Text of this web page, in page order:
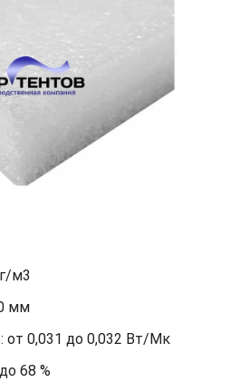
м3
мм
от 0,031 до 0,032 Вт/Мк
68 %